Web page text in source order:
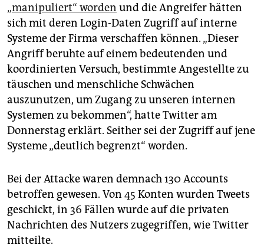
„manipuliert“ worden und die Angreifer hätten
sich mit deren Login-Daten Zugriff auf interne
Systeme der Firma verschaffen können. „Dieser
Angriff beruhte auf einem bedeutenden und
koordinierten Versuch, bestimmte Angestellte zu
täuschen und menschliche Schwächen
auszunutzen, um Zugang zu unseren internen
Systemen zu bekommen“, hatte Twitter am
Donnerstag erklärt. Seither sei der Zugriff auf jene
Systeme „deutlich begrenzt“ worden.
Bei der Attacke waren demnach 130 Accounts
betroffen gewesen. Von 45 Konten wurden Tweets
geschickt, in 36 Fällen wurde auf die privaten
Nachrichten des Nutzers zugegriffen, wie Twitter
mitteilte.